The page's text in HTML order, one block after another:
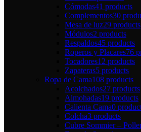
Cómodas41 products
Complementos30
Mesa de luz29 products
Módulos2 products
Respaldos45 products
Roperos y Placares76
Tocadores12 products
Zapateras5 products
Ropa de Cama108 products
Acolchados27 products
Almohadas19 products
Calienta Cama0
Colcha3 products
Cubre Sommier –